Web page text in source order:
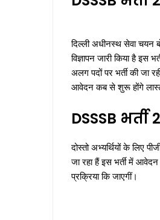
दिल्ली अधीनस्थ सेवा चयन
विज्ञापन जारी किया है
अलग पदों पर भर्ती की जा
आवेदन कब से शुरू होंगे
DSSSB
दोस्तो अभ्यर्थियों के लिए
जा रहा हैं इस भर्ती में
प्रक्रिया कि जाएगीं।